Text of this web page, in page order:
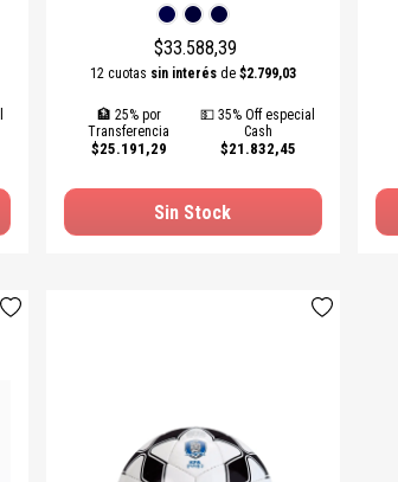
$33.588,39
12 cuotas sin interésde $2.799,03
🏦 25% por
Transferencia
$25.191,29
💵 35% Off especial
Cash
$21.832,45
Sin Stock